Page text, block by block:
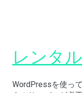
レンタ
WordPressを使っ